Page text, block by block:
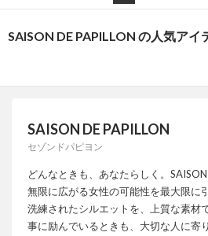
SAISON DE PAPILLON の人気アイ
SAISON DE PAPILLON
セゾンドパピヨン
どんなときも、あなたらしく。SAISON
無限に広がる女性の可能性を最大限に
洗練されたシルエットを、上質な素材
事に励んでいるときも、大切な人に寄